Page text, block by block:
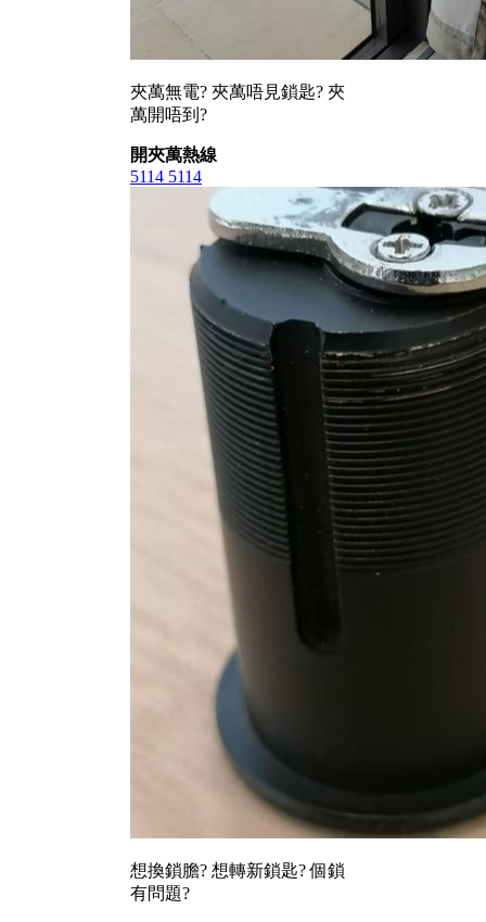
夾萬無電? 夾萬唔見鎖匙? 夾
萬開唔到?
開夾萬熱線
5114 5114
想換鎖膽? 想轉新鎖匙? 個鎖
有問題?